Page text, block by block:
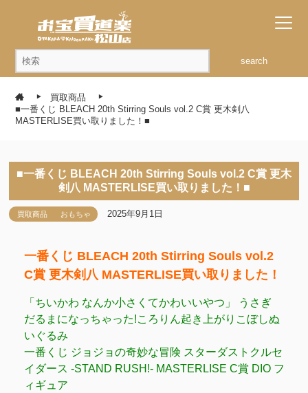
search
買取商品
■一番くじ BLEACH 20th Stirring Souls vol.2 C賞 更木剣八
MASTERLISE買い取りました！■
■一番くじ BLEACH 20th Stirring Souls vol.2 C賞 更木
剣八 MASTERLISE買い取りました！■
買取商品 おもちゃ 2025年9月1日
一番くじ BLEACH 20th Stirring Souls vol.2
C賞 更木剣八 MASTERLISE買い取りました！
「ちいかわ なんか小さくてかわいいやつ」 うさぎ
だるまになっちゃった!ころりん起き上がりこぼしぬ
いぐるみ
一番くじ ジョジョの奇妙な冒険 スターダストクルセ
イダース -STAND RUSH!- MASTERLISE C賞 DIO フ
ィギュア